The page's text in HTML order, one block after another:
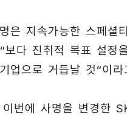
은 지속가능한 스페셜
다 진취적 목표 설정
업으로 거듭날 것“이라
번에 사명을 변경한